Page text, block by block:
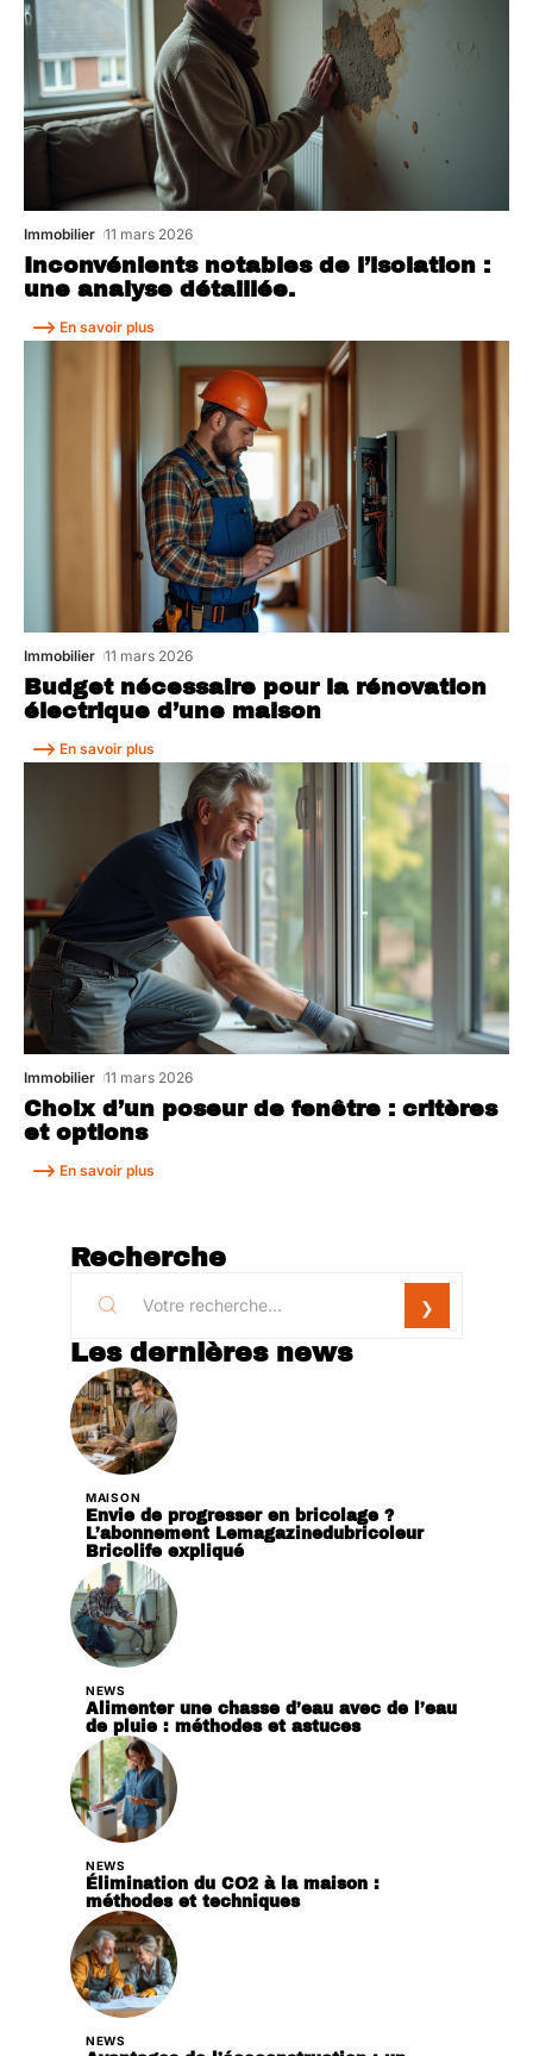
Inconvénients notables de l’isolation :
une analyse détaillée.
Immobilier 11 mars 2026
En savoir plus
Budget nécessaire pour la rénovation
électrique d’une maison
Immobilier 11 mars 2026
En savoir plus
Choix d’un poseur de fenêtre : critères
et options
Immobilier 11 mars 2026
En savoir plus
Recherche
Les dernières news
MAISON
Envie de progresser en bricolage ?
L’abonnement Lemagazinedubricoleur
Bricolife expliqué
NEWS
Alimenter une chasse d’eau avec de l’eau
de pluie : méthodes et astuces
NEWS
Élimination du CO2 à la maison :
méthodes et techniques
NEWS